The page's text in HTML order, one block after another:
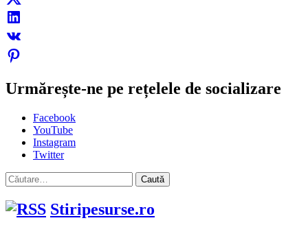
Urmărește-ne pe rețelele de socializare
Facebook
YouTube
Instagram
Twitter
Caută
după:
Stiripesurse.ro